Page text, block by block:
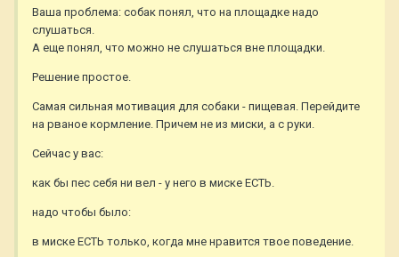
Ваша проблема: собак понял, что на площадке надо
слушаться.
А еще понял, что можно не слушаться вне площадки.
Решение простое.
Самая сильная мотивация для собаки - пищевая. Перейдите
на рваное кормление. Причем не из миски, а с руки.
Сейчас у вас:
как бы пес себя ни вел - у него в миске ЕСТЬ.
надо чтобы было:
в миске ЕСТЬ только, когда мне нравится твое поведение.